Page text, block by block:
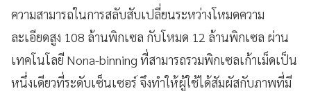
ความสามารถในการสลับสับเปลี่ยนระหว่างโหมดความ
ละเอียดสูง 108 ล้านพิกเซล กับโหมด 12 ล้านพิกเซล ผ่าน
เทคโนโลยี Nona-binning ที่สามารถรวมพิกเซลเก้าเม็ดเป็น
หนึ่งเดียวที่ระดับเซ็นเซอร์ จึงทำให้ผู้ใช้ได้สัมผัสกับภาพที่มี